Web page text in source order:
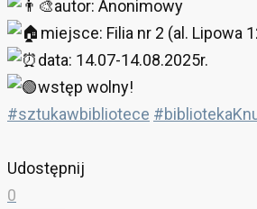
autor: Anonimowy
miejsce: Filia nr 2 (al. Lipowa
data: 14.07-14.08.2025r.
wstęp wolny!
#sztukawbibliotece
Udostępnij
0